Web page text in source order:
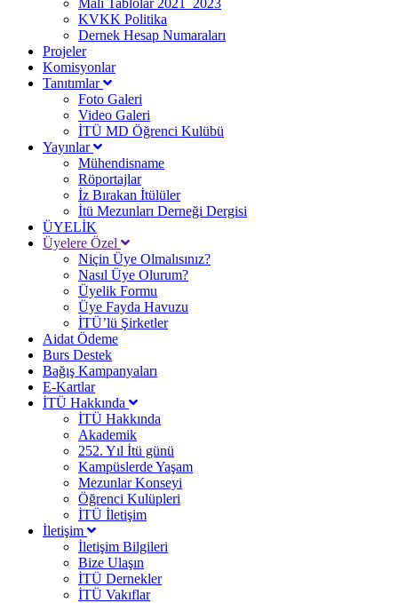
Mali Tablolar 2021_2023
KVKK Politika
Dernek Hesap Numaraları
Projeler
Komisyonlar
Tanıtımlar
Foto Galeri
Video Galeri
İTÜ MD Öğrenci Kulübü
Yayınlar
Mühendisname
Röportajlar
İz Bırakan İtülüler
İtü Mezunları Derneği Dergisi
ÜYELİK
Üyelere Özel
Niçin Üye Olmalısınız?
Nasıl Üye Olurum?
Üyelik Formu
Üye Fayda Havuzu
İTÜ’lü Şirketler
Aidat Ödeme
Burs Destek
Bağış Kampanyaları
E-Kartlar
İTÜ Hakkında
İTÜ Hakkında
Akademik
252. Yıl İtü günü
Kampüslerde Yaşam
Mezunlar Konseyi
Öğrenci Kulüpleri
İTÜ İletişim
İletişim
İletişim Bilgileri
Bize Ulaşın
İTÜ Dernekler
İTÜ Vakıflar